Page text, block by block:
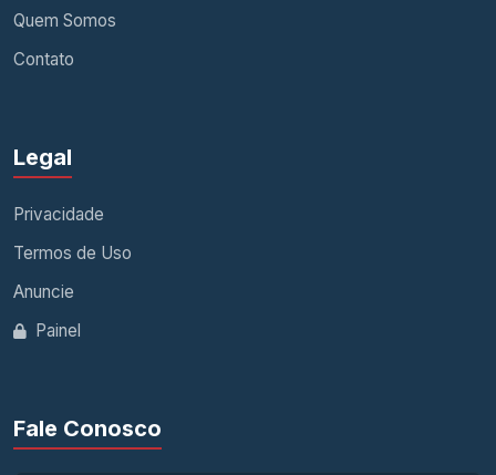
Quem Somos
Contato
Legal
Privacidade
Termos de Uso
Anuncie
Painel
Fale Conosco